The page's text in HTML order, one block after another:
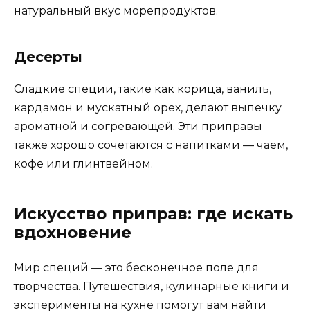
натуральный вкус морепродуктов.
Десерты
Сладкие специи, такие как корица, ваниль,
кардамон и мускатный орех, делают выпечку
ароматной и согревающей. Эти приправы
также хорошо сочетаются с напитками — чаем,
кофе или глинтвейном.
Искусство приправ: где искать
вдохновение
Мир специй — это бесконечное поле для
творчества. Путешествия, кулинарные книги и
эксперименты на кухне помогут вам найти